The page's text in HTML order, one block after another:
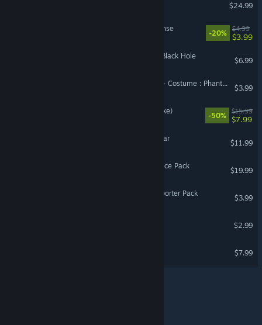
$24.99
Zero Stress King: Idle Defense
-20%
$4.99
$3.99
A Game About Feeding A Black Hole
$6.99
DragonSword : Awakening - Costume : Phantom Thief of Dawn
$3.99
Final Fantasy IV (3D Remake)
-50%
$15.99
$7.99
gogh: Focus with Your Avatar
$11.99
V Rising - Eternal Dominance Pack
$19.99
TBH : Task Bar Hero - Supporter Pack
$3.99
$2.99
$7.99